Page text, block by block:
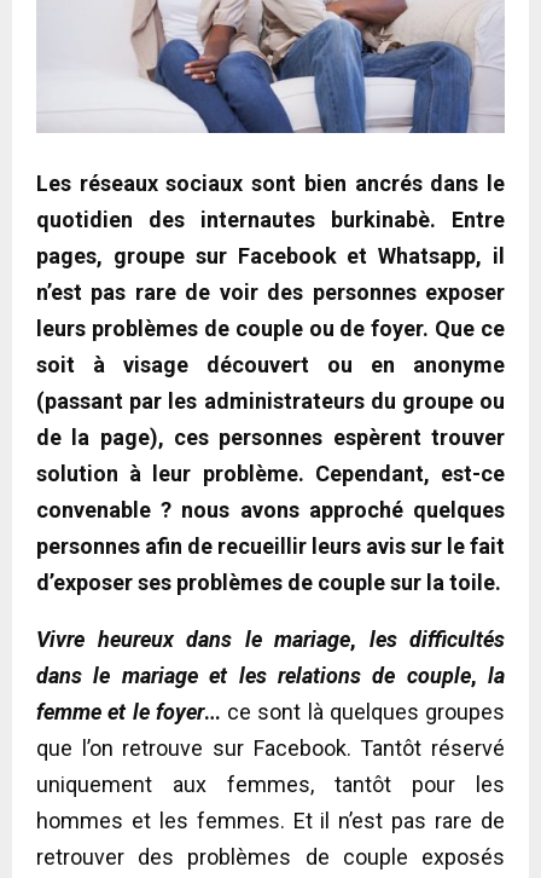
Les réseaux sociaux sont bien ancrés dans le
quotidien des internautes burkinabè. Entre
pages, groupe sur Facebook et Whatsapp, il
n’est pas rare de voir des personnes exposer
leurs problèmes de couple ou de foyer. Que ce
soit à visage découvert ou en anonyme
(passant par les administrateurs du groupe ou
de la page), ces personnes espèrent trouver
solution à leur problème. Cependant, est-ce
convenable ? nous avons approché quelques
personnes afin de recueillir leurs avis sur le fait
d’exposer ses problèmes de couple sur la toile.
Vivre heureux dans le mariage, les difficultés
dans le mariage et les relations de couple, la
femme et le foyer… ce sont là quelques groupes
que l’on retrouve sur Facebook. Tantôt réservé
uniquement aux femmes, tantôt pour les
hommes et les femmes. Et il n’est pas rare de
retrouver des problèmes de couple exposés